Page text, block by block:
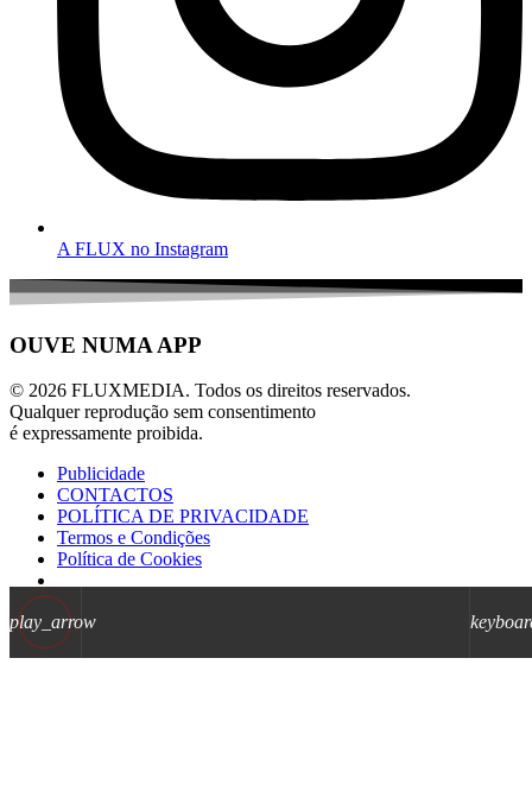
play_arrow
A FLUX no Instagram
OUVE NUMA APP
© 2026 FLUXMEDIA. Todos os direitos reservados.
Qualquer reprodução sem consentimento
é expressamente proibida.
Publicidade
CONTACTOS
POLÍTICA DE PRIVACIDADE
Termos e Condições
Política de Cookies